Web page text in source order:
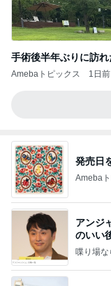
手術後半年ぶりに訪
Amebaトピックス 1日前
発売日
Ameba
アンジ
のいい
喋り場